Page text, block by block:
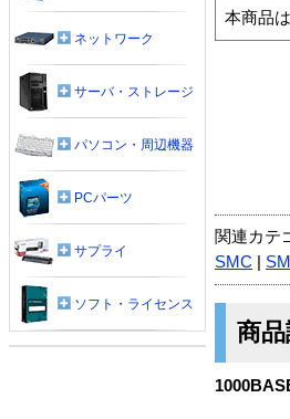
本商品
関連カテ
SMC
商品
ネットワーク
サーバ・ストレージ
パソコン・周辺機器
PCパーツ
サプライ
ソフト・ライセンス